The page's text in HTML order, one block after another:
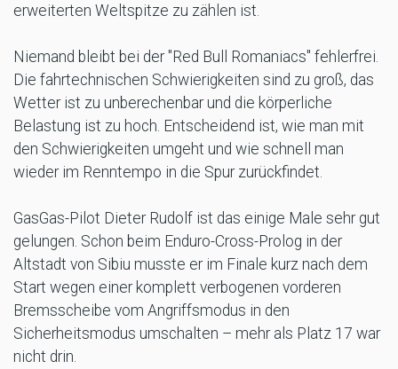
erweiterten Weltspitze zu zählen ist.
Niemand bleibt bei der "Red Bull Romaniacs" fehlerfrei.
Die fahrtechnischen Schwierigkeiten sind zu groß, das
Wetter ist zu unberechenbar und die körperliche
Belastung ist zu hoch. Entscheidend ist, wie man mit
den Schwierigkeiten umgeht und wie schnell man
wieder im Renntempo in die Spur zurückfindet.
GasGas-Pilot Dieter Rudolf ist das einige Male sehr gut
gelungen. Schon beim Enduro-Cross-Prolog in der
Altstadt von Sibiu musste er im Finale kurz nach dem
Start wegen einer komplett verbogenen vorderen
Bremsscheibe vom Angriffsmodus in den
Sicherheitsmodus umschalten – mehr als Platz 17 war
nicht drin.